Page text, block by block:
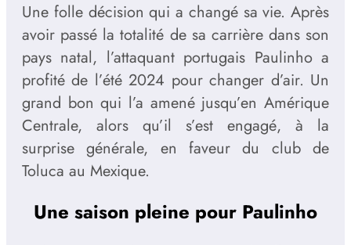
Une folle décision qui a changé sa vie. Après
avoir passé la totalité de sa carrière dans son
pays natal, l’attaquant portugais Paulinho a
profité de l’été 2024 pour changer d’air. Un
grand bon qui l’a amené jusqu’en Amérique
Centrale, alors qu’il s’est engagé, à la
surprise générale, en faveur du club de
Toluca au Mexique.
Une saison pleine pour Paulinho